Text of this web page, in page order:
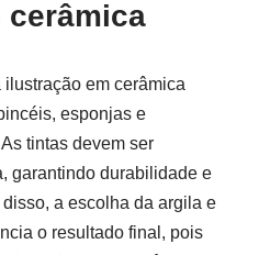
cerâmica
em cerâmica
esponjas e
tintas devem ser
garantindo durabilidade e
a escolha da argila e
o resultado final, pois